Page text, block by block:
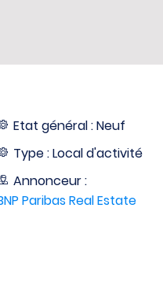
Etat général : Neuf
Type : Local d'activité
Annonceur :
Paribas Real Estate